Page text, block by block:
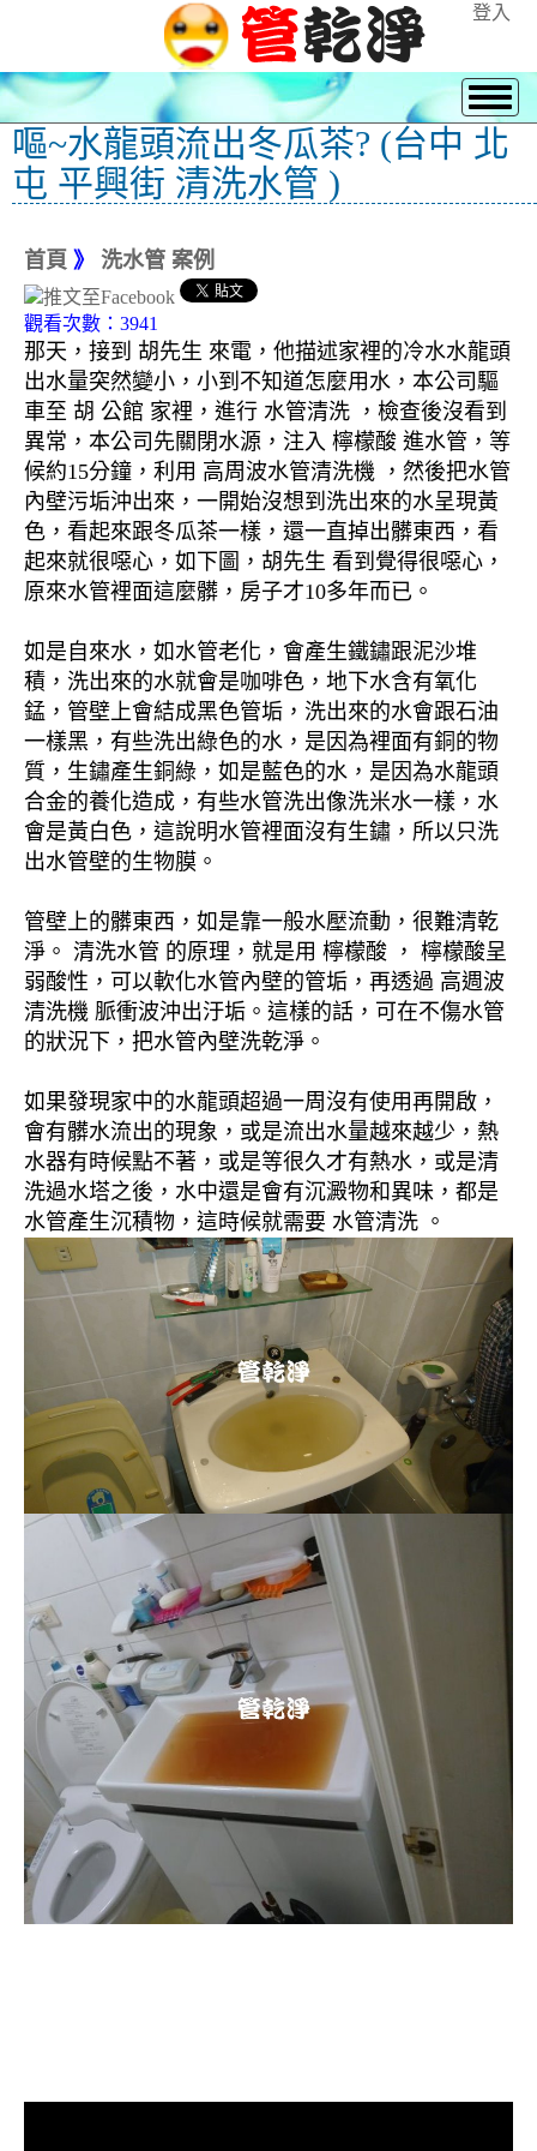
登入
嘔~水龍頭流出冬瓜茶? (台中 北
屯 平興街 清洗水管 )
首頁 》 洗水管 案例
觀看次數：3941
那天，接到 胡先生 來電，他描述家裡的冷水水龍頭
出水量突然變小，小到不知道怎麼用水，本公司驅
車至 胡 公館 家裡，進行 水管清洗 ，檢查後沒看到
異常，本公司先關閉水源，注入 檸檬酸 進水管，等
候約15分鐘，利用 高周波水管清洗機 ，然後把水管
內壁污垢沖出來，一開始沒想到洗出來的水呈現黃
色，看起來跟冬瓜茶一樣，還一直掉出髒東西，看
起來就很噁心，如下圖，胡先生 看到覺得很噁心，
原來水管裡面這麼髒，房子才10多年而已。
如是自來水，如水管老化，會產生鐵鏽跟泥沙堆
積，洗出來的水就會是咖啡色，地下水含有氧化
錳，管壁上會結成黑色管垢，洗出來的水會跟石油
一樣黑，有些洗出綠色的水，是因為裡面有銅的物
質，生鏽產生銅綠，如是藍色的水，是因為水龍頭
合金的養化造成，有些水管洗出像洗米水一樣，水
會是黃白色，這說明水管裡面沒有生鏽，所以只洗
出水管壁的生物膜。
管壁上的髒東西，如是靠一般水壓流動，很難清乾
淨。 清洗水管 的原理，就是用 檸檬酸 ， 檸檬酸呈
弱酸性，可以軟化水管內壁的管垢，再透過 高週波
清洗機 脈衝波沖出汙垢。這樣的話，可在不傷水管
的狀況下，把水管內壁洗乾淨。
如果發現家中的水龍頭超過一周沒有使用再開啟，
會有髒水流出的現象，或是流出水量越來越少，熱
水器有時候點不著，或是等很久才有熱水，或是清
洗過水塔之後，水中還是會有沉澱物和異味，都是
水管產生沉積物，這時候就需要 水管清洗 。